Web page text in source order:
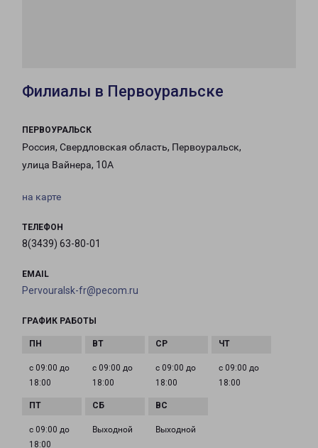
Филиалы в Первоуральске
ПЕРВОУРАЛЬСК
Россия, Свердловская область, Первоуральск,
улица Вайнера, 10А
на карте
ТЕЛЕФОН
8(3439) 63-80-01
EMAIL
Pervouralsk-fr@pecom.ru
ГРАФИК РАБОТЫ
с 09:00 до
18:00
с 09:00 до
18:00
с 09:00 до
18:00
с 09:00 до
18:00
с 09:00 до
18:00
Выходной Выходной